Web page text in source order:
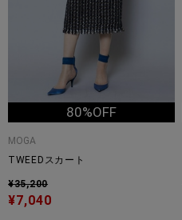
80%OFF
MOGA
TWEEDスカート
¥35,200
¥7,040